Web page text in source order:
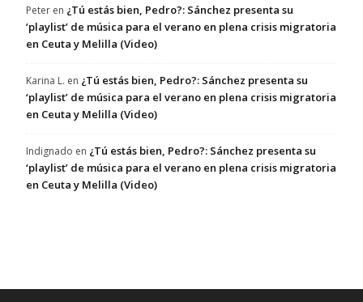
Peter en ¿Tú estás bien, Pedro?: Sánchez presenta su
‘playlist’ de música para el verano en plena crisis migratoria
en Ceuta y Melilla (Video)
Karina L. en ¿Tú estás bien, Pedro?: Sánchez presenta su
‘playlist’ de música para el verano en plena crisis migratoria
en Ceuta y Melilla (Video)
Indignado en ¿Tú estás bien, Pedro?: Sánchez presenta su
‘playlist’ de música para el verano en plena crisis migratoria
en Ceuta y Melilla (Video)